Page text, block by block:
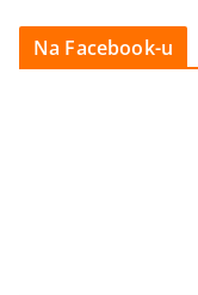
Na Facebook-u